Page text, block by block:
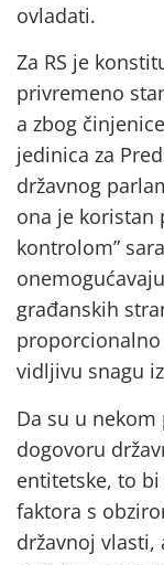
ovladati.
Za RS je
privremeno
a zbog
jedinica za
državnog
ona je koristan
kontrolom”
građanskih
vidljivu snagu
Da su u
dogovoru
entitetske, to
faktora s
državnoj